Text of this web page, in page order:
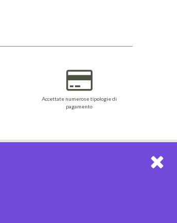
Accettate numerose tipologie di
pagamento